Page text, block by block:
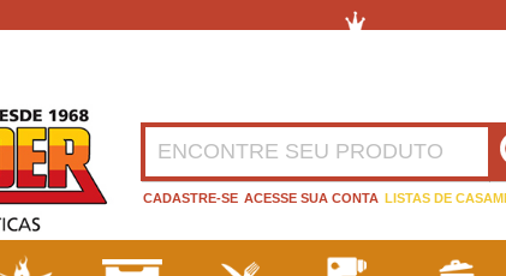
CADASTRE-SE ACESSE SUA CONTA LISTAS DE